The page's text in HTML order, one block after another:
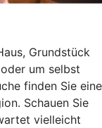
Grundstück
um selbst
finden Sie eine
Schauen Sie
vielleicht